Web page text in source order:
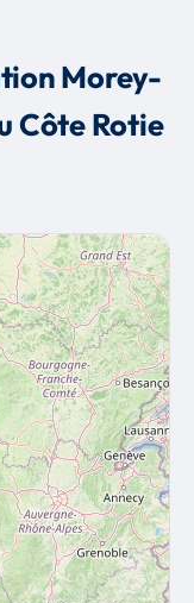
Morey-
Côte Rotie